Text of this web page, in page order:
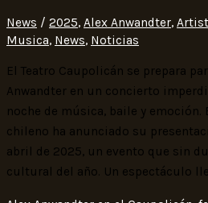
News / 2025, Alex Anwandter,
Musica, News, Noticias
El Teatro Caupolicán se prepara
Anwandter en un concierto
noche de música, baile y
chileno ha anunciado su
abril de 2025, un evento que sin
cultural del año. Un espectáculo